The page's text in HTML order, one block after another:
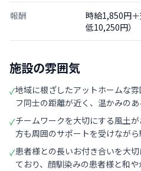
報酬
時給1,850円
低10,250円）
施設の雰囲気
✓地域に根ざしたアットホームな
フ同士の距離が近く、温かみのあ
✓チームワークを大切にする風土
方も周囲のサポートを受けながら
✓患者様との長いお付き合いを大
ており、顔馴染みの患者様と和や